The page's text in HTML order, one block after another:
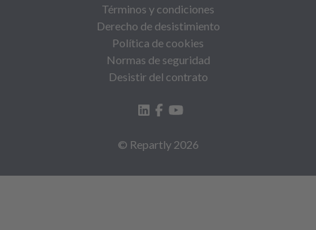
Términos y condiciones
Derecho de desistimiento
Política de cookies
Normas de seguridad
Desistir del contrato
© Repartly 2026